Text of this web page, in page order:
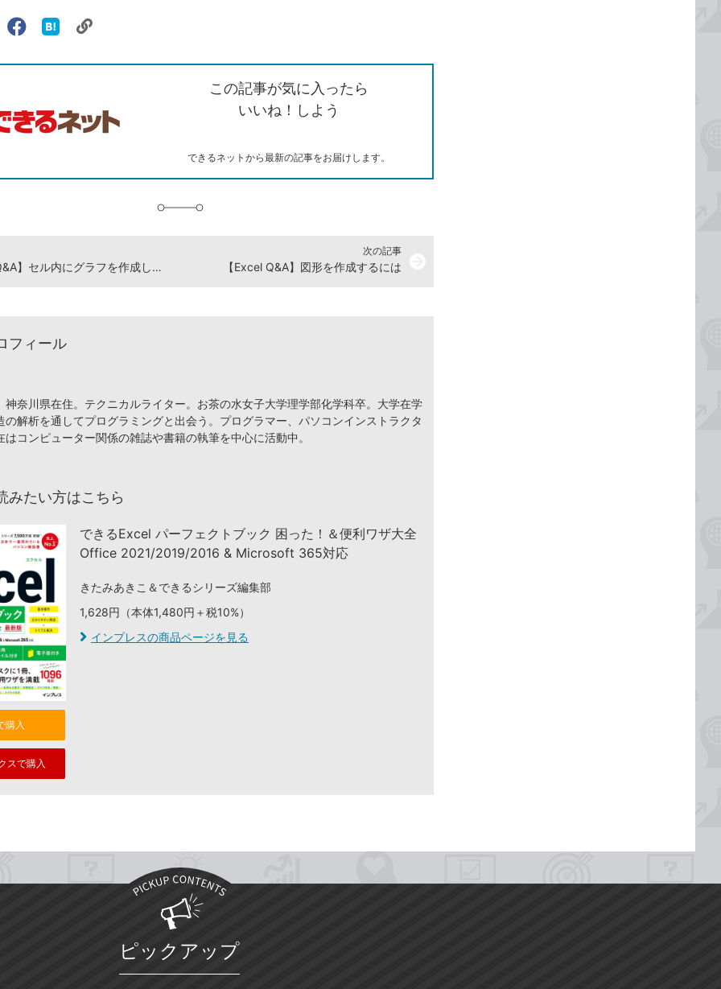
する
旧
Facebook
シ
な
マ
ー
追
ク
ー
この記事が気に入ったら
いいね！しよう
できるネットから最新の記事をお届けします。
【Excel Q&A】セル内にグラフを作成したい
次の記事
【Excel Q&A】図形を作成するには
フィール
神奈川県在住。テクニカルライター。お茶の水女子大学理学部化学科卒。大学在学
の解析を通してプログラミングと出会う。プログラマー、パソコンインストラクタ
はコンピューター関係の雑誌や書籍の執筆を中心に活動中。
みたい方はこちら
できるExcel パーフェクトブック 困った！＆便利ワザ大全
Office 2021/2019/2016 & Microsoft 365対応
きたみあきこ＆できるシリーズ編集部
1,628円（本体1,480円＋税10%）
インプレスの商品ページを見る
購入
スで購入
ピックアップ